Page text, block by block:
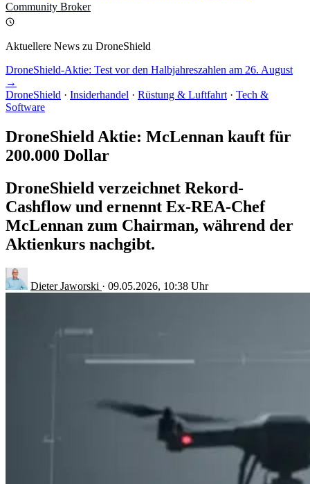
Community Broker
Aktuellere News zu DroneShield
DroneShield-Aktie: Test vor den Halbjahreszahlen am 26. August
→
DroneShield · Insiderhandel · Rüstung & Luftfahrt · Tech &
Software
DroneShield Aktie: McLennan kauft für
200.000 Dollar
DroneShield verzeichnet Rekord-
Cashflow und ernennt Ex-REA-Chef
McLennan zum Chairman, während der
Aktienkurs nachgibt.
Dieter Jaworski · 09.05.2026, 10:38 Uhr